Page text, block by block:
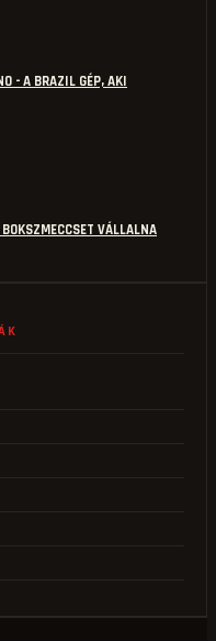
- A BRAZIL GÉP, AKI
VÁLLALNA